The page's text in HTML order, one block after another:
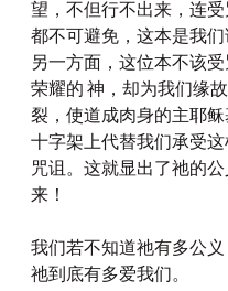
望，不但行不出来，连
都不可避免，这本是我们
另一方面，这位本不该
荣耀的 神，却为我们缘
裂，使道成肉身的主耶
十字架上代替我们承受
咒诅。这就显出了祂的
来！
我们若不知道祂有多公
祂到底有多爱我们。